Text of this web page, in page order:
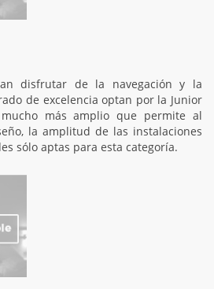
disfrutar de la navegación y la
de excelencia optan por la Junior
más amplio que permite al
la amplitud de las instalaciones
sólo aptas para esta categoría.